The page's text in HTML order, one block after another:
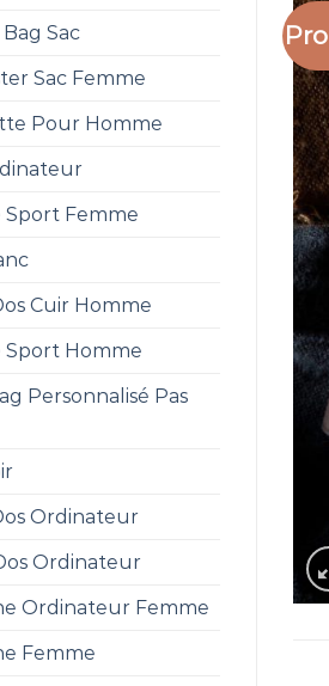
Sac
Sac Femme
Pour Homme
Sport Femme
Cuir Homme
Sport Homme
Personnalisé Pas
Ordinateur
Ordinateur
Ordinateur Femme
Femme